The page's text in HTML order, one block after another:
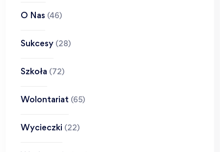
O Nas (46)
Sukcesy (28)
Szkoła (72)
Wolontariat (65)
Wycieczki (22)